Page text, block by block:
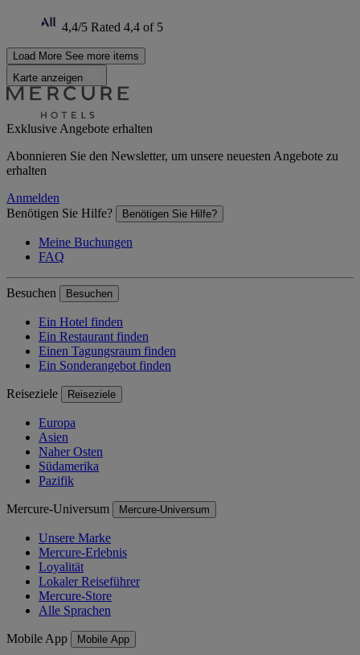
4,4/5 Rated 4,4 of 5
Load More See more items
Karte anzeigen
Exklusive Angebote erhalten
Abonnieren Sie den Newsletter, um unsere neuesten Angebote zu
erhalten
Anmelden
Benötigen Sie Hilfe?
Benötigen Sie Hilfe?
Meine Buchungen
FAQ
Besuchen Besuchen
Ein Hotel finden
Ein Restaurant finden
Einen Tagungsraum finden
Ein Sonderangebot finden
Reiseziele Reiseziele
Europa
Asien
Naher Osten
Südamerika
Pazifik
Mercure-Universum Mercure-Universum
Unsere Marke
Mercure-Erlebnis
Loyalität
Lokaler Reiseführer
Mercure-Store
Alle Sprachen
Mobile App Mobile App